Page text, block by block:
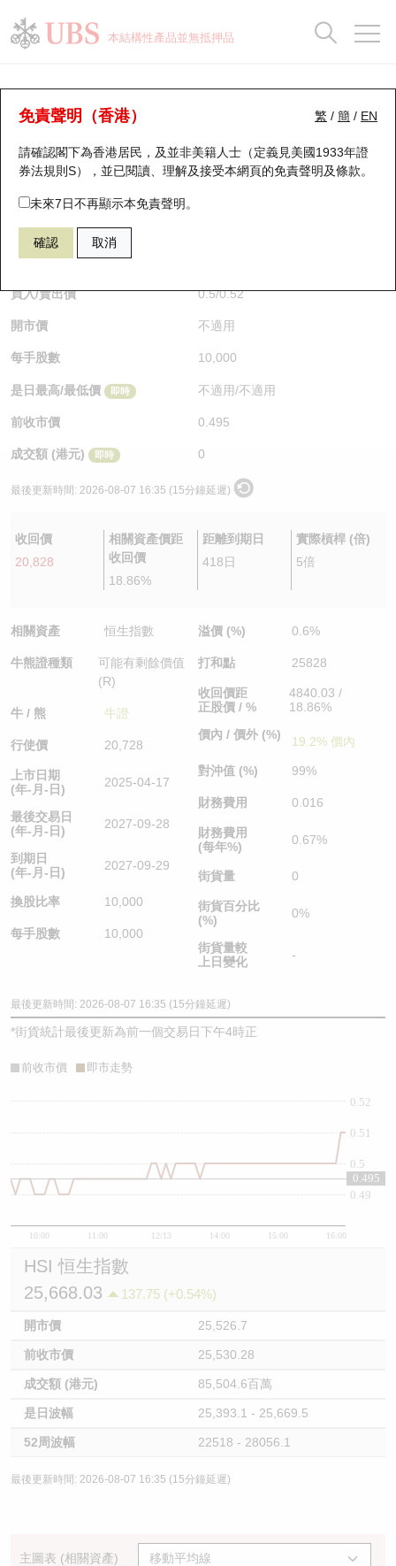
本結構性產品並無抵押品
繁 / 簡 / EN
免責聲明（香港）
請確認閣下為香港居民，及並非美籍人士（定義見美國1933年證
券法規則S），並已閱讀、理解及接受本網頁的免責聲明及條款。
未來7日不再顯示本免責聲明。
確認 取消
牛熊證分析儀
表現 街貨統計 比較
65464 瑞銀牛證 HSI 恒生指數
$0.51 0.015 (+3.03%)
買入/賣出價 0.5/0.52
開市價 不適用
每手股數 10,000
是日最高/最低價 即時 不適用/不適用
前收市價 0.495
成交額 (港元) 即時 0
最後更新時間: 2026-08-07 16:35 (15分鐘延遲)
收回價
20,828
相關資產價距
收回價
18.86%
距離到期日
418日
實際槓桿 (倍)
5倍
相關資產 恒生指數
牛熊證種類
可能有剩餘價值
(R)
牛 / 熊 牛證
行使價 20,728
上市日期
(年-月-日)
2025-04-17
最後交易日
(年-月-日)
2027-09-28
到期日
(年-月-日)
2027-09-29
換股比率 10,000
每手股數 10,000
溢價 (%) 0.6%
打和點 25828
收回價距
正股價 / %
4840.03 /
18.86%
價內 / 價外 (%)
19.2% 價內
對沖值 (%) 99%
財務費用 0.016
財務費用
(每年%)
0.67%
街貨量 0
街貨百分比
(%)
0%
街貨量較
上日變化
-
最後更新時間: 2026-08-07 16:35 (15分鐘延遲)
*街貨統計最後更新為前一個交易日下午4時正
前收市價 即市走勢
10:00 11:00 12/13 14:00 15:00 16:00
0.49
0.5
0.51
0.52
0.495
HSI 恒生指數
25,668.03
137.75 (+0.54%)
開市價 25,526.7
前收市價 25,530.28
成交額 (港元) 85,504.6百萬
是日波幅 25,393.1 - 25,669.5
52周波幅 22518 - 28056.1
最後更新時間: 2026-08-07 16:35 (15分鐘延遲)
主圖表 (相關資產)
瑞銀認股證一覽
新發行瑞銀認股證
即將到期認股證
認股證到期結算價查詢
認股證分析儀
認股證速算機
認股證/牛熊證日誌
認股證文件及公告
街貨統計
比較
牛熊全景快搜
牛熊證搜尋
牛熊證街貨分佈圖
正股牛熊證列表
新發行瑞銀牛熊證
已收回牛熊證剩餘價值
牛熊證到期結算價查詢
牛熊證分析儀
牛熊證文件及公告
街貨統計
比較
十大升幅/跌幅
十大認股證成交分佈
十天股證佔大市成交
資金流
街貨統計
三十大平均引伸波幅
正股分析儀
二十大活躍股份
恒指成份股
國指成份股
科指成份股
相關資產沽空
中資ETFs溢價比較
AH 股價對照
持股比重
顯示所有持股比重
每月輪證大市專題
輪證專欄
講座及教育短片
認股證投資者教育
牛熊證投資者教育
認股證牛熊證常問問題